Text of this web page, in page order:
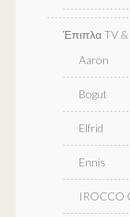
Έπιπλα TV &
Aaron
Bogut
Elfrid
Ennis
IROCCO